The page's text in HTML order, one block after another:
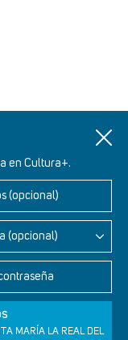
en Cultura+.
(opcional)
(opcional)
MARÍA LA REAL DEL
de León